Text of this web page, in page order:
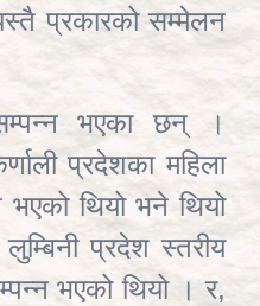
प्रकारको सम्मेलन
भएका छन् ।
प्रदेशका महिला
भएको थियो भने थियो
प्रदेश स्तरीय
भएको थियो । र,